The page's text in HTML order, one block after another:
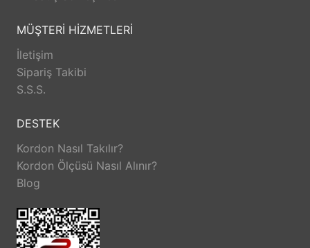
MÜŞTERİ HİZMETLERİ
İletişim
Sipariş Takibi
S.S.S.
DESTEK
Kordon Nasıl Takılır?
Kordon Ölçüsü Nasıl Alınır?
Blog